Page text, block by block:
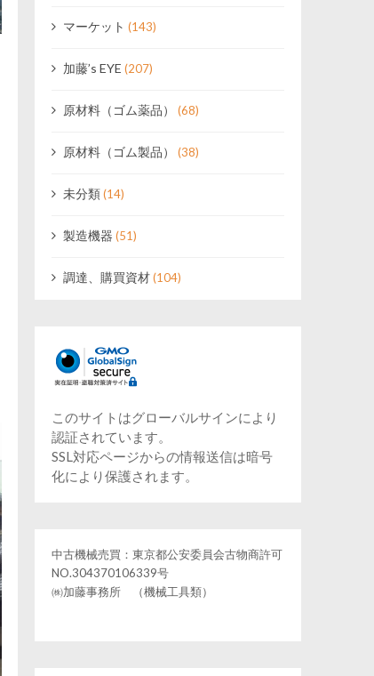
マーケット (143)
加藤’s EYE (207)
原材料（ゴム薬品） (68)
原材料（ゴム製品） (38)
未分類(14)
製造機器 (51)
調達、購買資材(104)
このサイトはグローバルサインにより
認証されています。
SSL対応ページからの情報送信は暗号
化により保護されます。
中古機械売買：東京都公安委員会古物商許可
NO.304370106339号
㈱加藤事務所 （機械工具類）